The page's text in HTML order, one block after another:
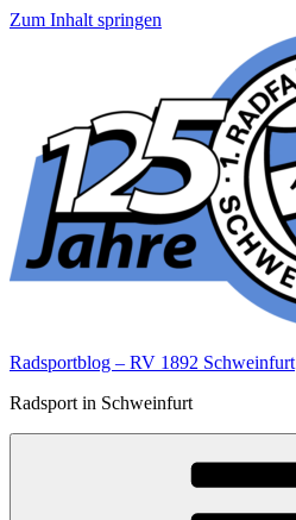
Zum Inhalt springen
Radsportblog – RV 1892 Schweinfurt
Radsport in Schweinfurt